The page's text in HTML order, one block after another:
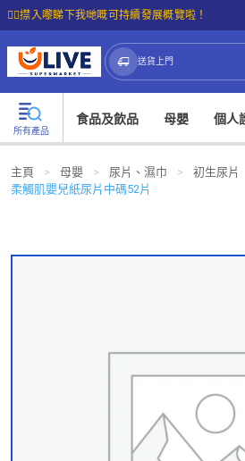
☝🏼㩒入嚟睇下我哋嘅可持續發展概覽啦！
送貨上門
所有產品
食品及飲品 母嬰 個人
主頁 > 母嬰 > 尿片、濕巾 > 初生尿片
柔觸肌嬰兒紙尿片中碼52片